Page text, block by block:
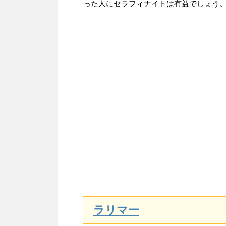
った人にセラフィナイトは有益でしょう
ラリマー